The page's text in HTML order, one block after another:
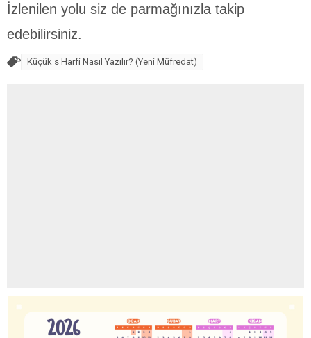
İzlenilen yolu siz de parmağınızla takip
edebilirsiniz.
Küçük s Harfi Nasıl Yazılır? (Yeni Müfredat)